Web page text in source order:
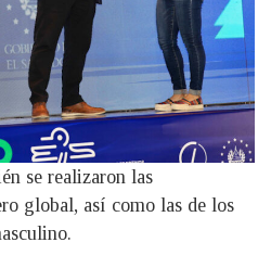
se realizaron las
global, así como las de los